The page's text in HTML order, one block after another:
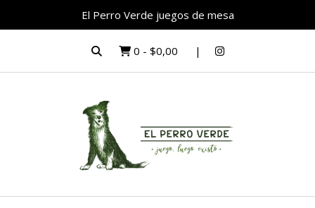
El Perro Verde juegos de mesa
0 - $0,00